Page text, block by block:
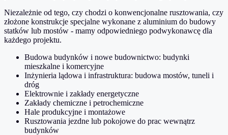
Niezależnie od tego, czy chodzi o konwencjonalne rusztowania, czy
złożone konstrukcje specjalne wykonane z aluminium do budowy
statków lub mostów - mamy odpowiedniego podwykonawcę dla
każdego projektu.
Budowa budynków i nowe budownictwo: budynki
mieszkalne i komercyjne
Inżynieria lądowa i infrastruktura: budowa mostów, tuneli i
dróg
Elektrownie i zakłady energetyczne
Zakłady chemiczne i petrochemiczne
Hale produkcyjne i montażowe
Rusztowania jezdne lub pokojowe do prac wewnątrz
budynków